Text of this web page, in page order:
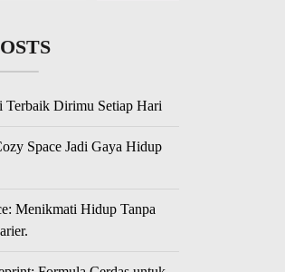
Terbaik Dirimu Setiap Hari
Space Jadi Gaya Hidup
Menikmati Hidup Tanpa